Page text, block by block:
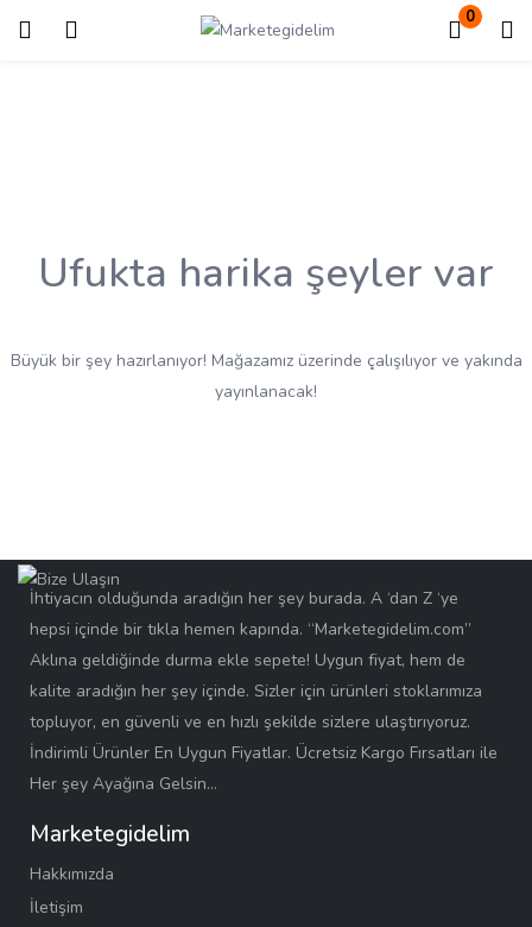
0
Giriş Kayıt ol
Ufukta harika şeyler var
Büyük bir şey hazırlanıyor! Mağazamız üzerinde çalışılıyor ve yakında
yayınlanacak!
İhtiyacın olduğunda aradığın her şey burada. A ‘dan Z ‘ye
hepsi içinde bir tıkla hemen kapında. “Marketegidelim.com”
Aklına geldiğinde durma ekle sepete! Uygun fiyat, hem de
kalite aradığın her şey içinde. Sizler için ürünleri stoklarımıza
topluyor, en güvenli ve en hızlı şekilde sizlere ulaştırıyoruz.
İndirimli Ürünler En Uygun Fiyatlar. Ücretsiz Kargo Fırsatları ile
Her şey Ayağına Gelsin…
Marketegidelim
Hakkımızda
İletişim